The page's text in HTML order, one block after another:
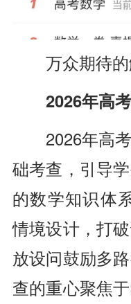
万众期待
2026年高
2026年高
础考查，引导
的数学知识体
情境设计，打
放设问鼓励多
查的重心聚焦